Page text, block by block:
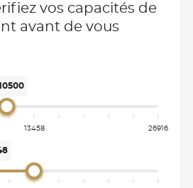
vos capacités de
avant de vous
13458 26916